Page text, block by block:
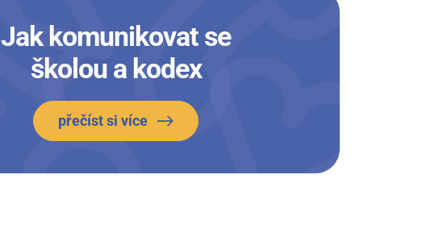
Jak komunikovat se
školou a kodex
přečíst si více